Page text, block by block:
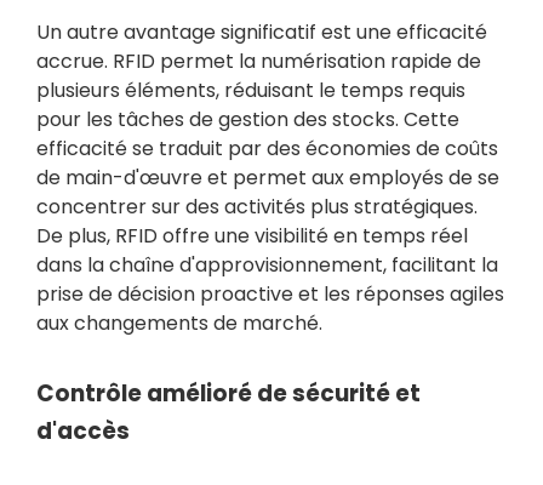
Un autre avantage significatif est une efficacité
accrue. RFID permet la numérisation rapide de
plusieurs éléments, réduisant le temps requis
pour les tâches de gestion des stocks. Cette
efficacité se traduit par des économies de coûts
de main-d'œuvre et permet aux employés de se
concentrer sur des activités plus stratégiques.
De plus, RFID offre une visibilité en temps réel
dans la chaîne d'approvisionnement, facilitant la
prise de décision proactive et les réponses agiles
aux changements de marché.
Contrôle amélioré de sécurité et
d'accès